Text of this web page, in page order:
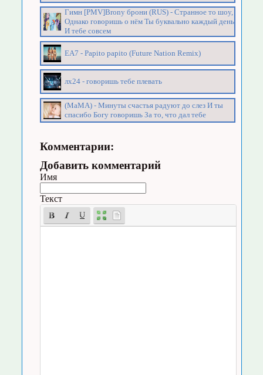
Гимн [PMV]Brony брони (RUS) - Странное то шоу,
Однако говоришь о нём Ты буквально каждый день
И тебе совсем
EA7 - Papito papito (Future Nation Remix)
лх24 - говоришь тебе плевать
(МаМА) - Минуты счастья радуют до слез И ты
спасибо Богу говоришь За то, что дал тебе
Комментарии:
Добавить комментарий
Имя
Текст